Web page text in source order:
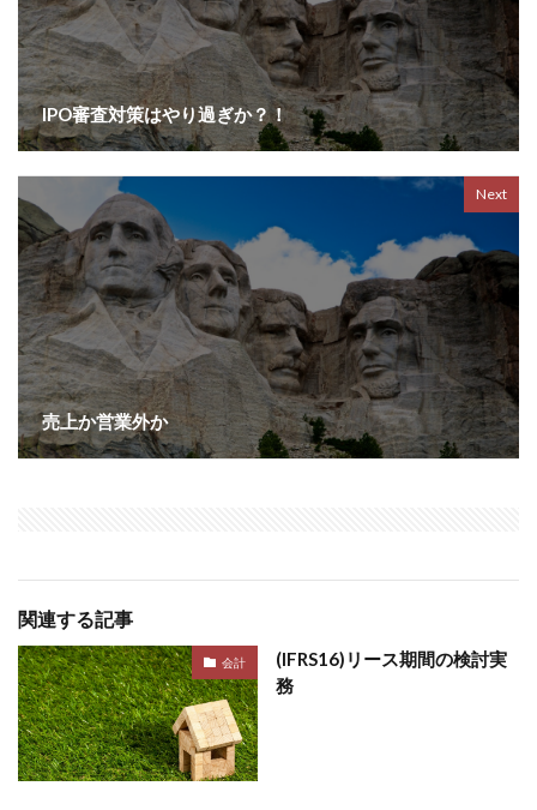
IPO審査対策はやり過ぎか？！
Next
売上か営業外か
関連する記事
会計
(IFRS16)リース期間の検討実
務